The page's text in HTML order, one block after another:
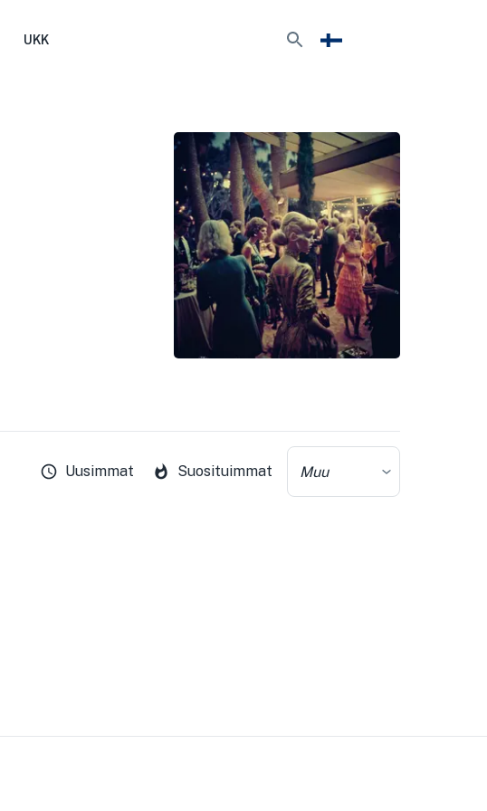
UKK
Uusimmat Suosituimmat Muu